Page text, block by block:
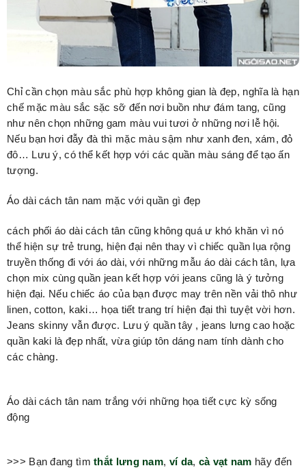
Chỉ cần chọn màu sắc phù hợp không gian là đẹp, nghĩa là hạn
chế mặc màu sắc sặc sỡ đến nơi buồn như đám tang, cũng
như nên chọn những gam màu vui tươi ở những nơi lễ hội.
Nếu bạn hơi đẫy đà thì mặc màu sậm như xanh đen, xám, đỏ
đô… Lưu ý, có thể kết hợp với các quần màu sáng để tạo ấn
tượng.
Áo dài cách tân nam mặc với quần gì đẹp
cách phối áo dài cách tân cũng không quá ư khó khăn vì nó
thể hiện sự trẻ trung, hiện đại nên thay vì chiếc quần lụa rộng
truyền thống đi với áo dài, với những mẫu áo dài cách tân, lựa
chọn mix cùng quần jean kết hợp với jeans cũng là ý tưởng
hiện đại. Nếu chiếc áo của bạn được may trên nền vải thô như
linen, cotton, kaki… họa tiết trang trí hiện đại thì tuyệt vời hơn.
Jeans skinny vẫn được. Lưu ý quần tây , jeans lưng cao hoặc
quần kaki là đẹp nhất, vừa giúp tôn dáng nam tính dành cho
các chàng.
Áo dài cách tân nam trắng với những họa tiết cực kỳ sống
động
>>> Bạn đang tìmthắt lưng nam, ví da, cà vạt nam hãy đến